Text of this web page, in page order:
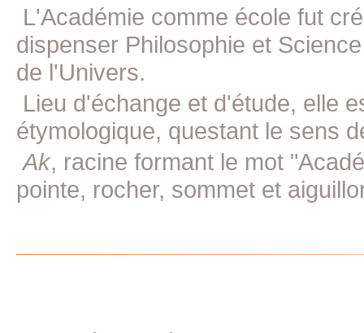
L'Académie comme école fut
dispenser Philosophie et
de l'Univers.
Lieu d'échange et d'étude, elle
étymologique, questant le sens
Ak, racine formant le mot
pointe, rocher, sommet et